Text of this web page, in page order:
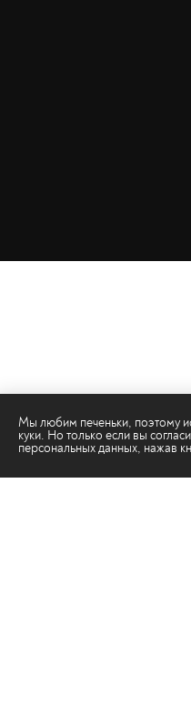
Мы любим печеньки, поэтому
куки. Но только если вы
персональных данных, нажав